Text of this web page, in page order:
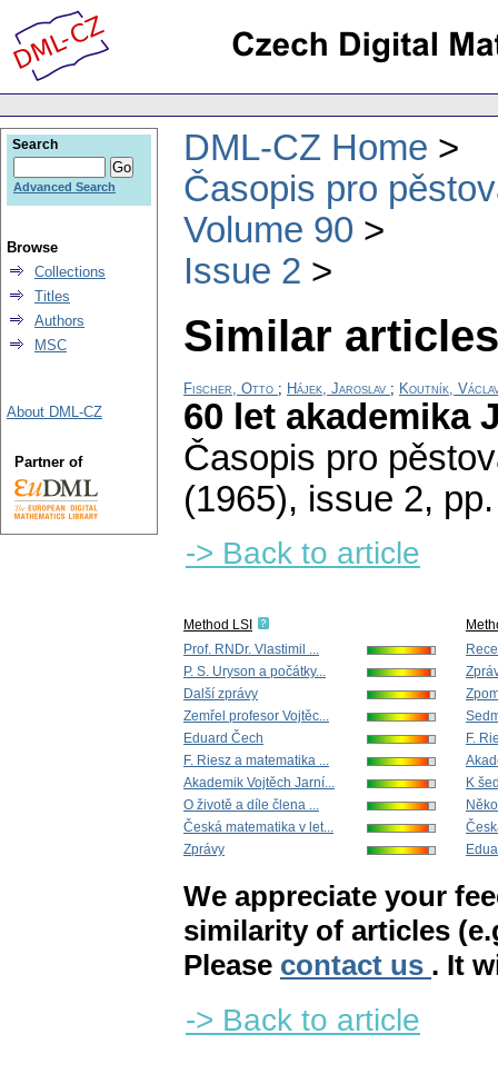
DML-CZ Home
Časopis pro
Volume 90
Issue 2
Similar
Fischer, Otto ; Hájek, Jaroslav ; Koutník,
60 let akademika
Časopis pro
(1965), issue 2,
-> Back to article
Method LSI
Prof. RNDr. Vlastimil ...
P. S. Uryson a počátky...
Další zprávy
Zemřel profesor Vojtěc...
Eduard Čech
F. Riesz a matematika ...
Akademik Vojtěch Jarní...
O životě a díle člena ...
Česká matematika v let...
Zprávy
F.
K
We appreciate your
similarity of articles
Please contact us . It
-> Back to article
Search
Advanced Search
Browse
Collections
Titles
Authors
MSC
About DML-CZ
Partner of